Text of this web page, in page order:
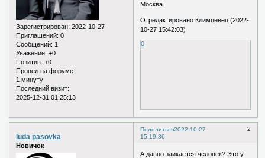
Зарегистрирован: 2022-10-27
Приглашений: 0
Сообщений: 1
Уважение: +0
Позитив: +0
Провел на форуме:
1 минуту
Последний визит:
2025-12-31 01:25:13
Москва.
Отредактировано Климцевец (2022-
10-27 15:42:03)
0
Поделиться 2
2022-10-27
15:19:36
luda pasovka
Новичок
А давно заикается человек? Это у